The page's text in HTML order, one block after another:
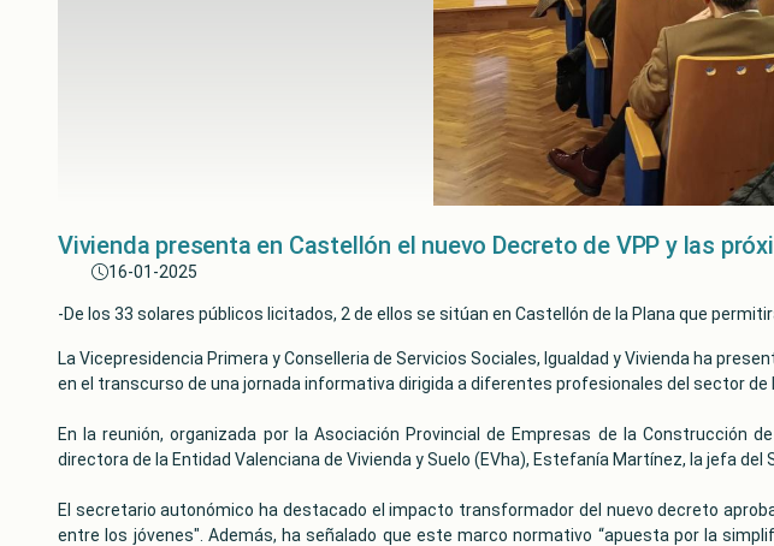
Vivienda presenta en Castellón el nuevo Decreto de VPP y las
16-01-2025
-De los 33 solares públicos licitados, 2 de ellos se sitúan en Castellón de la Plana que
La Vicepresidencia Primera y Conselleria de Servicios Sociales, Igualdad y Vivienda ha
en el transcurso de una jornada informativa dirigida a diferentes profesionales del sector de
En la reunión, organizada por la Asociación Provincial de Empresas de la Construcción
directora de la Entidad Valenciana de Vivienda y Suelo (EVha), Estefanía Martínez, la jefa del
El secretario autonómico ha destacado el impacto transformador del nuevo decreto
entre los jóvenes". Además, ha señalado que este marco normativo “apuesta por la